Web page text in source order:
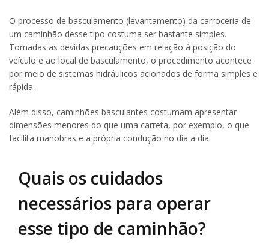
O processo de basculamento (levantamento) da carroceria de
um caminhão desse tipo costuma ser bastante simples.
Tomadas as devidas precauções em relação à posição do
veículo e ao local de basculamento, o procedimento acontece
por meio de sistemas hidráulicos acionados de forma simples e
rápida.
Além disso, caminhões basculantes costumam apresentar
dimensões menores do que uma carreta, por exemplo, o que
facilita manobras e a própria condução no dia a dia.
Quais os cuidados
necessários para operar
esse tipo de caminhão?